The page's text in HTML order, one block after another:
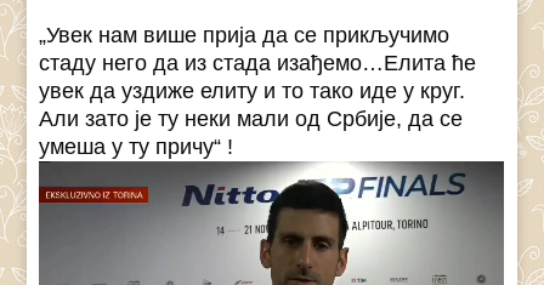
„Увек нам више прија да се прикључимо
стаду него да из стада изађемо…Елита ће
увек да уздиже елиту и то тако иде у круг.
Али зато је ту неки мали од Србије, да се
умеша у ту причу“ !